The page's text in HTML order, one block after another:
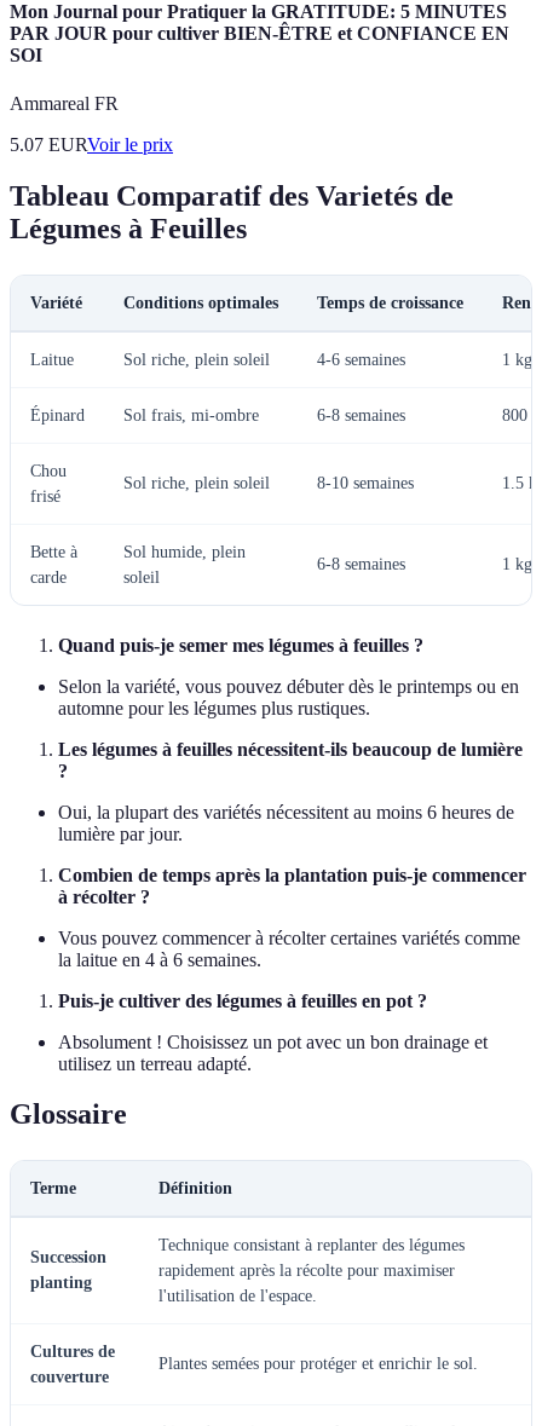
Mon Journal pour Pratiquer la GRATITUDE: 5 MINUTES
PAR JOUR pour cultiver BIEN-ÊTRE et CONFIANCE EN
SOI
Ammareal FR
5.07 EURVoir le prix
Tableau Comparatif des Varietés de
Légumes à Feuilles
Variété Conditions optimales Temps de croissance
Laitue Sol riche, plein soleil 4-6 semaines 1 kg/
Épinard Sol frais, mi-ombre 6-8 semaines 800
Chou
frisé
Sol riche, plein soleil 8-10 semaines 1.5
Bette à
carde
Sol humide, plein
soleil
6-8 semaines 1 kg/
Quand puis-je semer mes légumes à feuilles ?
Selon la variété, vous pouvez débuter dès le printemps ou en
automne pour les légumes plus rustiques.
Les légumes à feuilles nécessitent-ils beaucoup de lumière
?
Oui, la plupart des variétés nécessitent au moins 6 heures de
lumière par jour.
Combien de temps après la plantation puis-je commencer
à récolter ?
Vous pouvez commencer à récolter certaines variétés comme
la laitue en 4 à 6 semaines.
Puis-je cultiver des légumes à feuilles en pot ?
Absolument ! Choisissez un pot avec un bon drainage et
utilisez un terreau adapté.
Glossaire
Terme Définition
Succession
planting
Technique consistant à replanter des légumes
rapidement après la récolte pour maximiser
l'utilisation de l'espace.
Cultures de
couverture
Plantes semées pour protéger et enrichir le sol.